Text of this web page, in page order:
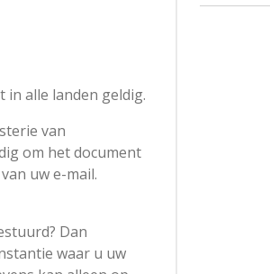
in alle landen geldig.
van
om het document
uw e-mail.
Dan
waar u uw